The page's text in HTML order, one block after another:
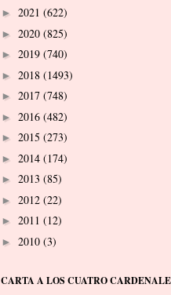
► 2021 (622)
► 2020 (825)
► 2019 (740)
► 2018 (1493)
► 2017 (748)
► 2016 (482)
► 2015 (273)
► 2014 (174)
► 2013 (85)
► 2012 (22)
► 2011 (12)
► 2010 (3)
CARTA A LOS CUATRO